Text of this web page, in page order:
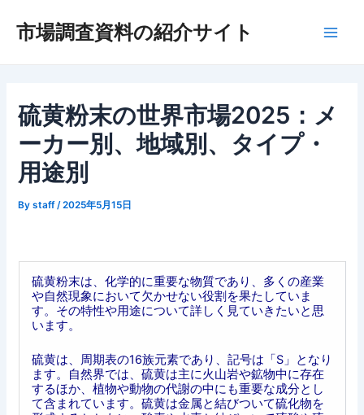
市場調査資料の紹介サイト
硫黄粉末の世界市場2025：メ
ーカー別、地域別、タイプ・
用途別
Bystaff /2025年5月15日
硫黄粉末は、化学的に重要な物質であり、多くの産業
や自然現象において欠かせない役割を果たしていま
す。その特性や用途について詳しく見ていきたいと思
います。
硫黄は、周期表の16族元素であり、記号は「S」となり
ます。自然界では、硫黄は主に火山岩や鉱物中に存在
するほか、植物や動物の代謝の中にも重要な成分とし
て含まれています。硫黄は金属と結びついて硫化物を